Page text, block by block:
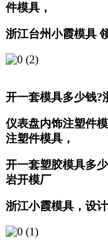
件模具，
浙江台州小霞模具
开一套模具多少钱?
仪表盘内饰注塑件模
注塑件模具，
开一套塑胶模具多
岩开模厂
浙江小霞模具，设计